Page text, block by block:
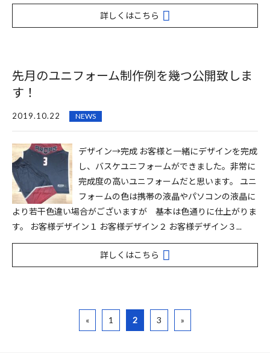
詳しくはこちら
先月のユニフォーム制作例を幾つ公開致しま
す！
2019.10.22 NEWS
デザイン→完成 お客様と一緒にデザインを完成
し、バスケユニフォームができました。非常に
完成度の高いユニフォームだと思います。 ユニ
フォームの色は携帯の液晶やパソコンの液晶に
より若干色違い場合がございますが 基本は色通りに仕上がりま
す。 お客様デザイン１ お客様デザイン２ お客様デザイン３...
詳しくはこちら
« 1 2 3 »